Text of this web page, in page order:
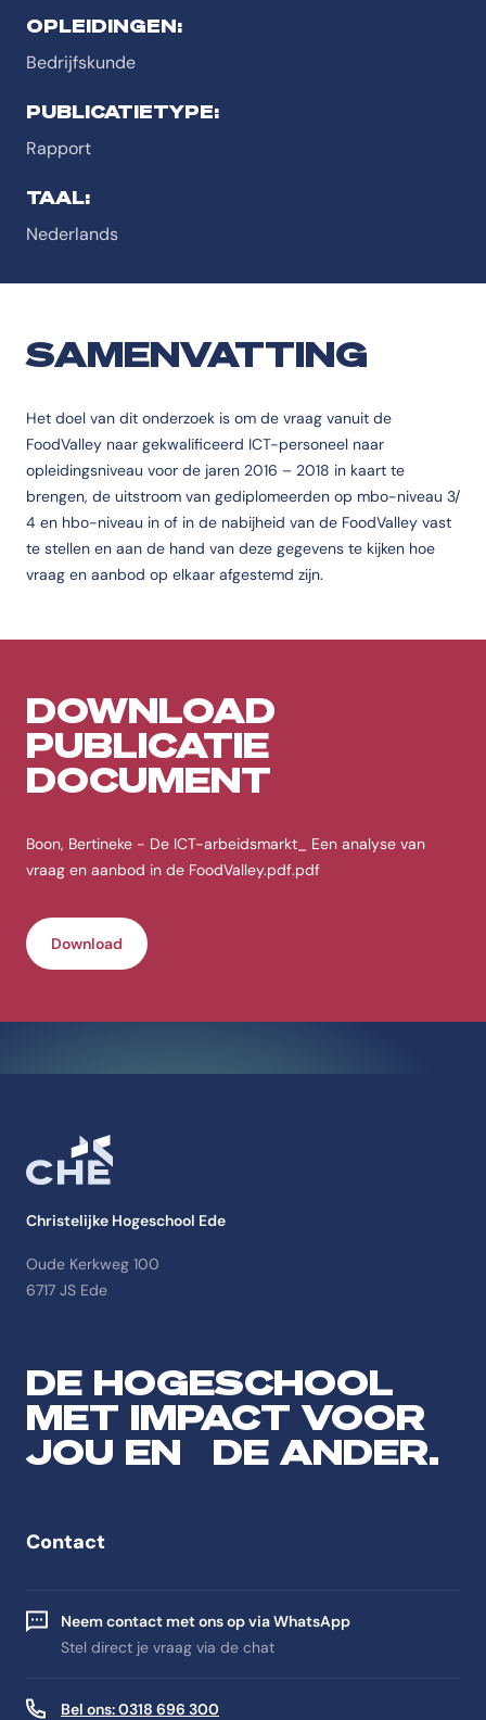
OPLEIDINGEN:
Bedrijfskunde
PUBLICATIETYPE:
Rapport
TAAL:
Nederlands
SAMENVATTING
Het doel van dit onderzoek is om de vraag vanuit de
FoodValley naar gekwalificeerd ICT-personeel naar
opleidingsniveau voor de jaren 2016 – 2018 in kaart te
brengen, de uitstroom van gediplomeerden op mbo-niveau 3/
4 en hbo-niveau in of in de nabijheid van de FoodValley vast
te stellen en aan de hand van deze gegevens te kijken hoe
vraag en aanbod op elkaar afgestemd zijn.
DOWNLOAD
PUBLICATIE
DOCUMENT
Boon, Bertineke - De ICT-arbeidsmarkt_ Een analyse van
vraag en aanbod in de FoodValley.pdf.pdf
Download
Christelijke Hogeschool Ede
Oude Kerkweg 100
6717 JS Ede
DE HOGESCHOOL
MET IMPACT VOOR
JOU EN DE ANDER.
Contact
Neem contact met ons op via WhatsApp
Stel direct je vraag via de chat
Bel ons: 0318 696 300